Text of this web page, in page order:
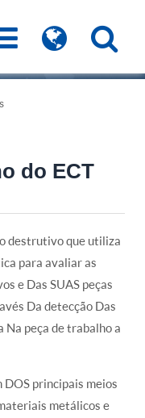
do ECT
destrutivo que utiliza
para avaliar as
e Das SUAS peças
Da detecção Das
peça de trabalho a
DOS principais meios
metálicos e